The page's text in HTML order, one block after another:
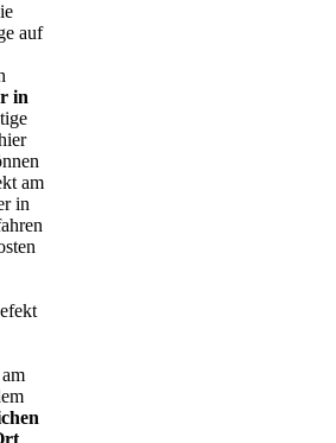
auf
in
am
in